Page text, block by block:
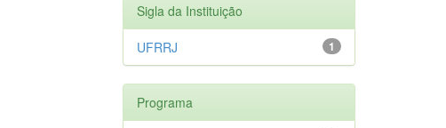
Sigla da Instituição
1
UFRRJ
Programa